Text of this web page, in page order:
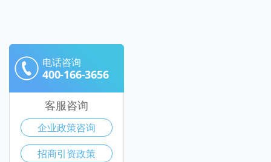
电话咨询
400-166-3656
客服咨询
企业政策咨询
招商引资政策